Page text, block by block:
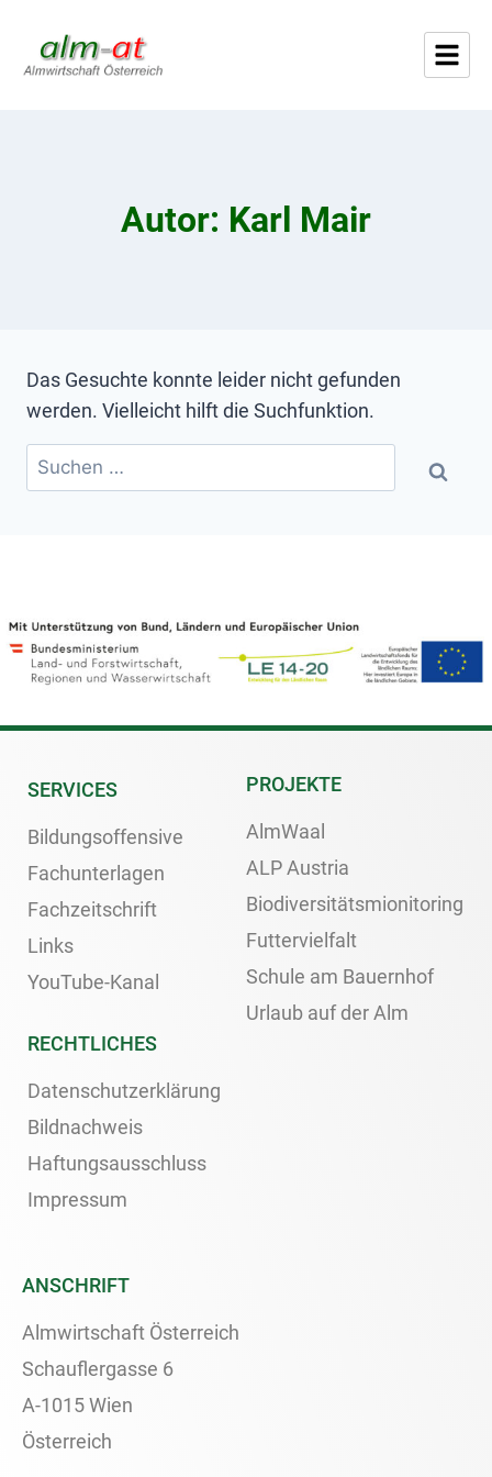
Autor: Karl Mair
Das Gesuchte konnte leider nicht gefunden
werden. Vielleicht hilft die Suchfunktion.
SERVICES
Bildungsoffensive
Fachunterlagen
Fachzeitschrift
Links
YouTube-Kanal
PROJEKTE
AlmWaal
ALP Austria
Biodiversitätsmionitoring
Futtervielfalt
Schule am Bauernhof
Urlaub auf der Alm
RECHTLICHES
Datenschutzerklärung
Bildnachweis
Haftungsausschluss
Impressum
ANSCHRIFT
Almwirtschaft Österreich
Schauflergasse 6
A-1015 Wien
Österreich